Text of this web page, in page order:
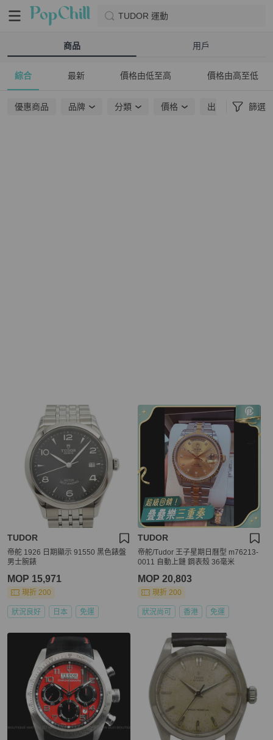
TUDOR 運動
商品 用戶
綜合 最新 價格由低至高 價格由高至低
優惠商品 品牌 分類 價格 出貨地點 篩選
TUDOR
帝舵 1926 日期顯示 91550 黑色錶盤
男士腕錶
MOP 15,971
現折 200
狀況良好 日本 免運
TUDOR
帝舵/Tudor 王子星期日曆型 m76213-
0011 自動上鏈 鋼表殼 36毫米
MOP 20,803
現折 200
狀況尚可 香港 免運